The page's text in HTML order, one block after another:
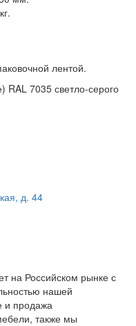
лентой.
7035 светло-серого
д. 44
на Российском рынке с
нашей
и продажа
также мы